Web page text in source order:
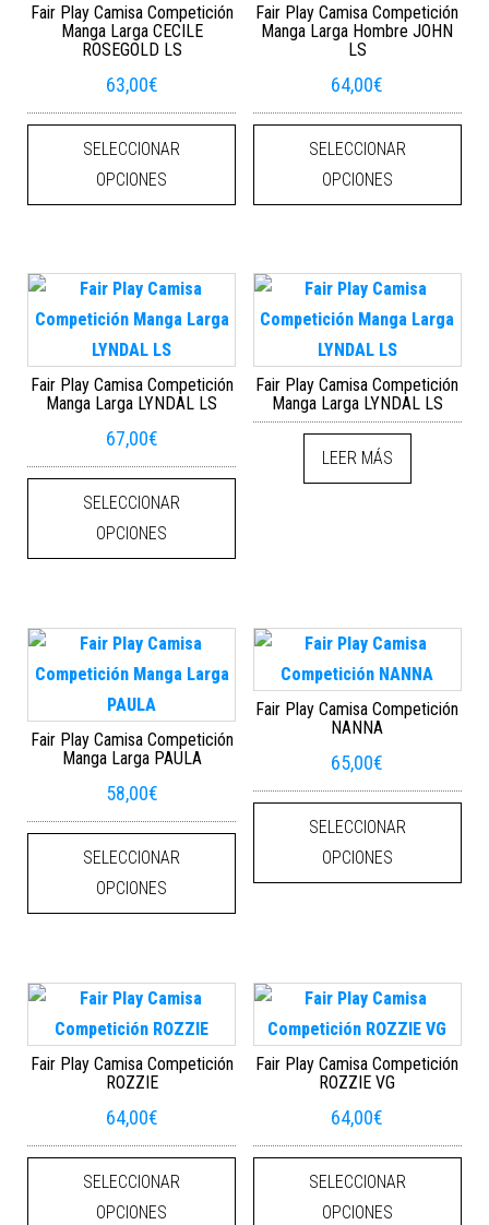
Fair Play Camisa Competición
Manga Larga CECILE
ROSEGOLD LS
63,00€
SELECCIONAR
OPCIONES
Este producto tiene múltiples
Fair Play Camisa Competición
Manga Larga Hombre JOHN
LS
64,00€
SELECCIONAR
OPCIONES
Fair Play Camisa Competición
Manga Larga LYNDAL LS
67,00€
SELECCIONAR
OPCIONES
Este producto tiene múltiples
Fair Play Camisa Competición
Manga Larga LYNDAL LS
LEER MÁS
Fair Play Camisa Competición
Manga Larga PAULA
58,00€
SELECCIONAR
OPCIONES
Este producto tiene múltiples
Fair Play Camisa Competición
NANNA
65,00€
SELECCIONAR
OPCIONES
Fair Play Camisa Competición
ROZZIE
64,00€
SELECCIONAR
OPCIONES
Este producto tiene múltiples
Fair Play Camisa Competición
ROZZIE VG
64,00€
SELECCIONAR
OPCIONES